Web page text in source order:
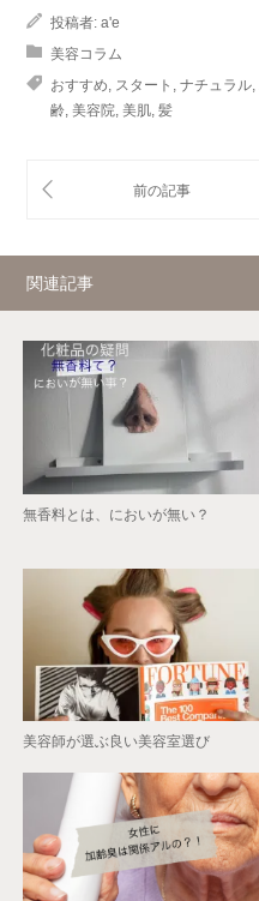
投稿者: a'e
美容コラム
おすすめ
スタート ナチュラル
齢 美容院 美肌 髪
関連記事
無香料とは、においが無い？
美容師が選ぶ良い美容室選び